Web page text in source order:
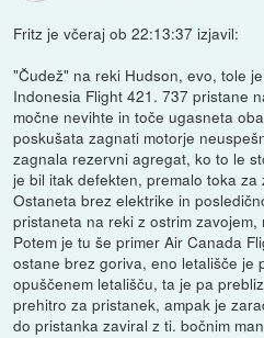
Fritz je včeraj ob 22:13:37 izjavil:
"Čudež" na reki Hudson, evo, tole
Indonesia Flight 421. 737 pristane
močne nevihte in toče ugasneta
poskušata zagnati motorje
zagnala rezervni agregat, ko to le
je bil itak defekten, premalo toka
Ostaneta brez elektrike in
pristaneta na reki z ostrim zavojem,
Potem je tu še primer Air Canada
ostane brez goriva, eno letališče je
opuščenem letališču, ta je pa
prehitro za pristanek, ampak je
do pristanka zaviral z ti. bočnim